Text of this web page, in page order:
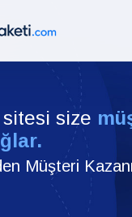
size
Müşteri